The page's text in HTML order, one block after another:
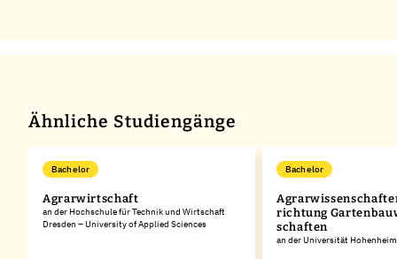
Ähnliche Studiengänge
Bachelor
Agrarwirtschaft
an der Hochschule für Technik und Wirtschaft
Dresden – University of Applied Sciences
Bachelor
richtung
schaften
an der Universität Hohenheim